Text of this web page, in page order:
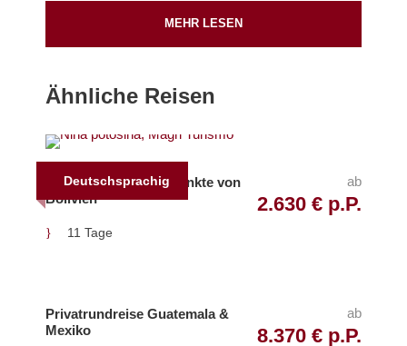
Nach Ankunft in San José
Ende
Nach Abreise aus San José
Inkludierte Leistungen
Verpflegung laut Reiseprogramm (F =
MEHR LESEN
Ähnliche Reisen
Deutschsprachig
Gruppenreise Höhepunkte von
Bolivien
ab
2.630 € p.P.
11 Tage
Privatrundreise Guatemala &
Mexiko
ab
8.370 € p.P.